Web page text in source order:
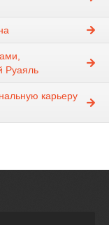
Руаяль
карьеру